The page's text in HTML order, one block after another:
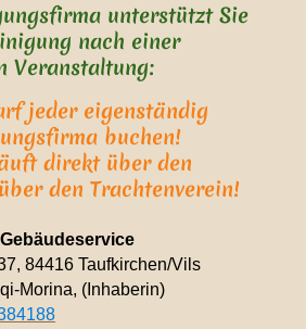
unterstützt Sie
nach einer
Veranstaltung:
jeder eigenständig
buchen!
direkt über den
den Trachtenverein!
84416 Taufkirchen/Vils
Morina, (Inhaberin)